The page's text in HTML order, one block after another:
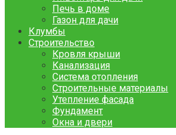
Печь в доме
Газон для дачи
Клумбы
Строительство
Кровля крыши
Канализация
Система отопления
Строительные материалы
Утепление фасада
Фундамент
Окна и двери